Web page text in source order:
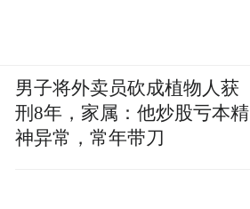
男子将外卖员砍成植物人获
刑8年，家属：他炒股亏本精
神异常，常年带刀